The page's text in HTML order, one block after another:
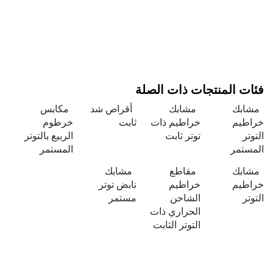
فئات المنتجات ذات الصلة
مشابك
خراطيم
التوتر
المستمر
مشابك
خراطيم ذات
توتر ثابت
أقراص شد
ثابت
مكابس
خرطوم
الربيع بالتوتر
المستمر
مشابك
خراطيم
التوتر
مقاطع
خراطيم
الشاحن
الحراري ذات
التوتر الثابت
مشابك
نابض توتر
مستمر